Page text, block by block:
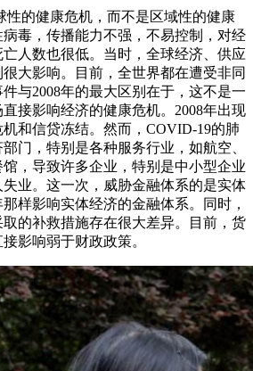
性的健康危机，而不是区域性的健康
毒，传播能力不强，不易控制，对经
人数也很低。当时，全球经济、供应
大影响。目前，全世界都在遭受非同
与2008年的最大区别在于，这不是一
接影响经济的健康危机。2008年出现
和信贷冻结。然而，COVID-19的肺
门，特别是各种服务行业，如航空、
，导致许多企业，特别是中小型企业
业。这一次，威胁金融体系的是实体
样影响实体经济的金融体系。同时，
的补救措施存在很大差异。目前，货
影响弱于财政政策。